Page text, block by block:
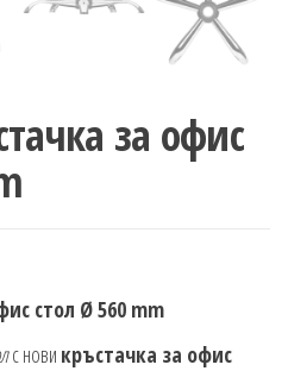
за офис
стол Ø 560 mm
с нови кръстачка за офис